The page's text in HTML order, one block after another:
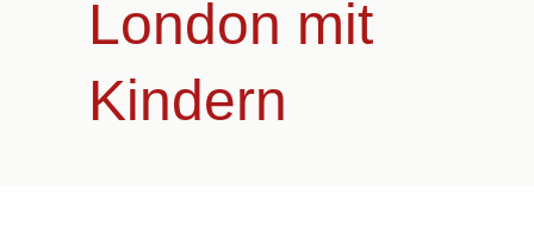
London mit
Kindern